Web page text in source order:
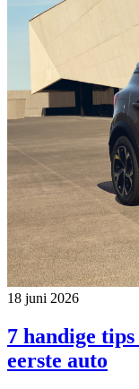
18 juni 2026
7 handige
eerste auto